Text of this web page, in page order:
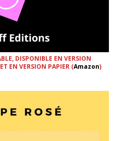
DISPONIBLE EN VERSION
EN VERSION PAPIER (Amazon)